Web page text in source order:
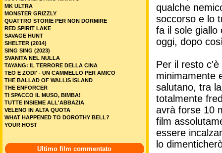
qualche
soccorso e lo
fa il sole giallo
oggi, dopo
Per il resto
minimamente
salutano, tra
totalmente
avrà forse 10
film
essere
lo
MK ULTRA
MONSTER GRIZZLY
QUATTRO STORIE PER NON DORMIRE
RED SPIRIT LAKE
SAVAGE HUNT
SHELTER (2014)
SING SING (2023)
SVANITA NEL NULLA
TAYANG: IL TERRORE DELLA CINA
TEO E ZODI' - UN CAMMELLO PER AMICO
THE BALLAD OF WALLIS ISLAND
THE ENFORCER
TI SPACCO IL MUSO, BIMBA!
TUTTE INSIEME ALL'ABBAZIA
VELENO IN ALTA QUOTA
WHAT HAPPENED TO DOROTHY BELL?
YOUR HOST
Ultimo film commentato